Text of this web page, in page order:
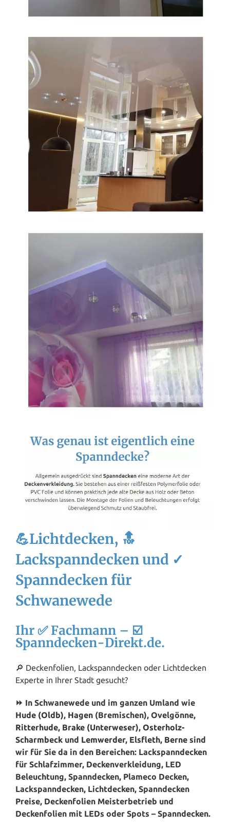
💪Lichtdecken, 🔝
Lackspanndecken und ✓
Spanndecken für
Schwanewede
Ihr ✅ Fachmann – ☑️
Spanndecken-Direkt.de.
🔎 Deckenfolien, Lackspanndecken oder Lichtdecken
Experte in Ihrer Stadt gesucht?
⏩ In Schwanewede und im ganzen Umland wie
Hude (Oldb), Hagen (Bremischen), Ovelgönne,
Ritterhude, Brake (Unterweser), Osterholz-
Scharmbeck und Lemwerder, Elsfleth, Berne sind
wir für Sie da in den Bereichen: Lackspanndecken
für Schlafzimmer, Deckenverkleidung, LED
Beleuchtung, Spanndecken, Plameco Decken,
Lackspanndecken, Lichtdecken, Spanndecken
Preise, Deckenfolien Meisterbetrieb und
Deckenfolien mit LEDs oder Spots – Spanndecken.